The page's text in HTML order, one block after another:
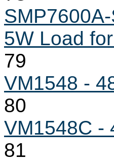
5W Load
79
VM1548 -
80
VM1548C -
81